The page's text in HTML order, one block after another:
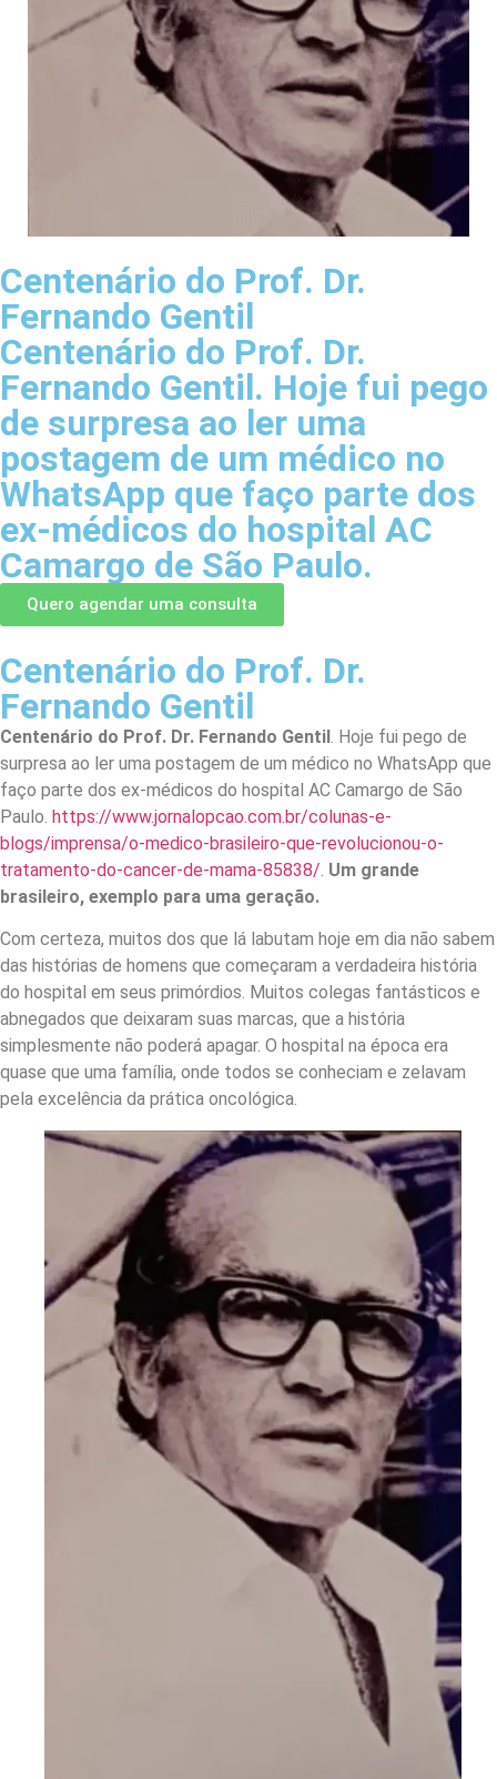
Centenário do Prof. Dr.
Fernando Gentil
Centenário do Prof. Dr.
Fernando Gentil. Hoje fui pego
de surpresa ao ler uma
postagem de um médico no
WhatsApp que faço parte dos
ex-médicos do hospital AC
Camargo de São Paulo.
Quero agendar uma consulta
Centenário do Prof. Dr.
Fernando Gentil
Centenário do Prof. Dr. Fernando Gentil. Hoje fui pego de
surpresa ao ler uma postagem de um médico no WhatsApp que
faço parte dos ex-médicos do hospital AC Camargo de São
Paulo. https://www.jornalopcao.com.br/colunas-e-
blogs/imprensa/o-medico-brasileiro-que-revolucionou-o-
tratamento-do-cancer-de-mama-85838/. Um grande
brasileiro, exemplo para uma geração.
Com certeza, muitos dos que lá labutam hoje em dia não sabem
das histórias de homens que começaram a verdadeira história
do hospital em seus primórdios. Muitos colegas fantásticos e
abnegados que deixaram suas marcas, que a história
simplesmente não poderá apagar. O hospital na época era
quase que uma família, onde todos se conheciam e zelavam
pela excelência da prática oncológica.